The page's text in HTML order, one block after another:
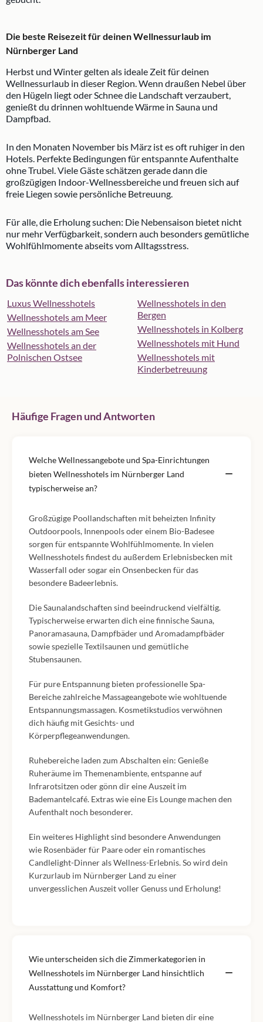
Die beste Reisezeit für deinen Wellnessurlaub im
Nürnberger Land
Herbst und Winter gelten als ideale Zeit für deinen
Wellnessurlaub in dieser Region. Wenn draußen Nebel über
den Hügeln liegt oder Schnee die Landschaft verzaubert,
genießt du drinnen wohltuende Wärme in Sauna und
Dampfbad.
In den Monaten November bis März ist es oft ruhiger in den
Hotels. Perfekte Bedingungen für entspannte Aufenthalte
ohne Trubel. Viele Gäste schätzen gerade dann die
großzügigen Indoor-Wellnessbereiche und freuen sich auf
freie Liegen sowie persönliche Betreuung.
Für alle, die Erholung suchen: Die Nebensaison bietet nicht
nur mehr Verfügbarkeit, sondern auch besonders gemütliche
Wohlfühlmomente abseits vom Alltagsstress.
Das könnte dich ebenfalls interessieren
Luxus Wellnesshotels
Wellnesshotels am Meer
Wellnesshotels am See
Wellnesshotels an der
Polnischen Ostsee
Wellnesshotels in den
Bergen
Wellnesshotels in Kolberg
Wellnesshotels mit Hund
Wellnesshotels mit
Kinderbetreuung
Häufige Fragen und Antworten
Welche Wellnessangebote und Spa-Einrichtungen
bieten Wellnesshotels im Nürnberger Land
typischerweise an?
Großzügige Poollandschaften mit beheizten Infinity
Outdoorpools, Innenpools oder einem Bio-Badesee
sorgen für entspannte Wohlfühlmomente. In vielen
Wellnesshotels findest du außerdem Erlebnisbecken mit
Wasserfall oder sogar ein Onsenbecken für das
besondere Badeerlebnis.
Die Saunalandschaften sind beeindruckend vielfältig.
Typischerweise erwarten dich eine finnische Sauna,
Panoramasauna, Dampfbäder und Aromadampfbäder
sowie spezielle Textilsaunen und gemütliche
Stubensaunen.
Für pure Entspannung bieten professionelle Spa-
Bereiche zahlreiche Massageangebote wie wohltuende
Entspannungsmassagen. Kosmetikstudios verwöhnen
dich häufig mit Gesichts- und
Körperpflegeanwendungen.
Ruhebereiche laden zum Abschalten ein: Genieße
Ruheräume im Themenambiente, entspanne auf
Infrarotsitzen oder gönn dir eine Auszeit im
Bademantelcafé. Extras wie eine Eis Lounge machen den
Aufenthalt noch besonderer.
Ein weiteres Highlight sind besondere Anwendungen
wie Rosenbäder für Paare oder ein romantisches
Candlelight-Dinner als Wellness-Erlebnis. So wird dein
Kurzurlaub im Nürnberger Land zu einer
unvergesslichen Auszeit voller Genuss und Erholung!
Wie unterscheiden sich die Zimmerkategorien in
Wellnesshotels im Nürnberger Land hinsichtlich
Ausstattung und Komfort?
Wellnesshotels im Nürnberger Land bieten dir eine